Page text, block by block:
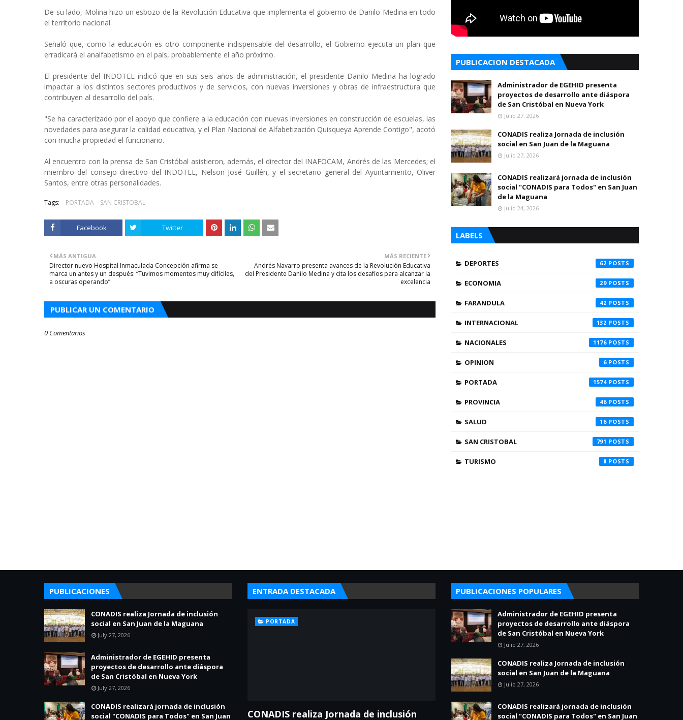
De su lado, Molina hizo un esbozo de la Revolución Educativa que implementa el gobierno de Danilo Medina en todo
el territorio nacional.
Señaló que, como la educación es otro componente indispensable del desarrollo, el Gobierno ejecuta un plan que
erradicará el analfabetismo en el país, probablemente el año próximo.
El presidente del INDOTEL indicó que en sus seis años de administración, el presidente Danilo Medina ha logrado
impactar a los distintos sectores productivos y de servicios, con nuevas inversiones y obras de infraestructura que
contribuyen al desarrollo del país.
"Se ha caracterizado por el apoyo que confiere a la educación con nuevas inversiones en construcción de escuelas, las
novedades para asegurar la calidad educativa, y el Plan Nacional de Alfabetización Quisqueya Aprende Contigo", acotó
con mucha propiedad el funcionario.
Al encuentro con la prensa de San Cristóbal asistieron, además, el director del INAFOCAM, Andrés de las Mercedes; el
miembro del consejo directivo del INDOTEL, Nelson José Guillén, y el secretario general del Ayuntamiento, Oliver
Santos, entre otras personalidades.
Tags: PORTADA SAN CRISTOBAL
Facebook Twitter
MÁS RECIENTE
Andrés Navarro presenta avances de la Revolución Educativa
del Presidente Danilo Medina y cita los desafíos para alcanzar la
excelencia
MÁS ANTIGUA
Director nuevo Hospital Inmaculada Concepción afirma se
marca un antes y un después: “Tuvimos momentos muy difíciles,
a oscuras operando”
PUBLICAR UN COMENTARIO
0 Comentarios
PUBLICACION DESTACADA
Administrador de EGEHID presenta
proyectos de desarrollo ante diáspora
de San Cristóbal en Nueva York
Julio 27, 2026
CONADIS realiza Jornada de inclusión
social en San Juan de la Maguana
Julio 27, 2026
CONADIS realizará jornada de inclusión
social "CONADIS para Todos" en San Juan
de la Maguana
Julio 24, 2026
LABELS
DEPORTES 62
ECONOMIA 29
FARANDULA 42
INTERNACIONAL 132
NACIONALES 1176
OPINION 6
PORTADA 1574
PROVINCIA 46
SALUD 16
SAN CRISTOBAL 791
TURISMO 8
PUBLICACIONES
CONADIS realiza Jornada de inclusión
social en San Juan de la Maguana
July 27, 2026
Administrador de EGEHID presenta
proyectos de desarrollo ante diáspora
de San Cristóbal en Nueva York
July 27, 2026
CONADIS realizará jornada de inclusión
social "CONADIS para Todos" en San Juan
ENTRADA DESTACADA
PORTADA
CONADIS realiza Jornada de inclusión
PUBLICACIONES POPULARES
Administrador de EGEHID presenta
proyectos de desarrollo ante diáspora
de San Cristóbal en Nueva York
Julio 27, 2026
CONADIS realiza Jornada de inclusión
social en San Juan de la Maguana
Julio 27, 2026
CONADIS realizará jornada de inclusión
social "CONADIS para Todos" en San Juan